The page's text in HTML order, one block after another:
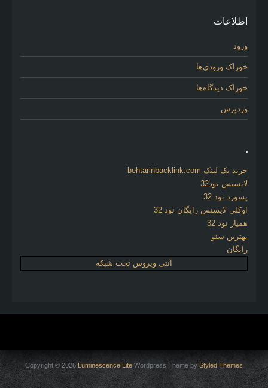
اطلاعات
ورود
خوراک ورودی‌ها
خوراک دیدگاه‌ها
وردپرس
.
خرید بک لینک behtarinbacklink.com
لایسنس نود32
پسورد نود 32
اوکلی لایسنس رایگان نود 32
همیار نود 32
بهترین سئو
رایگان
آنتی ویروس تحت شبکه
Copyright © 2026 Luminescence Lite Wordpress Theme by Styled Themes